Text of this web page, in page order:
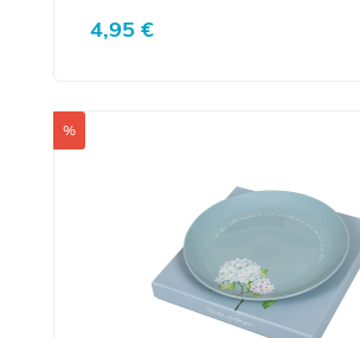
Regulärer Preis:
4,95 €
Rabatt
%